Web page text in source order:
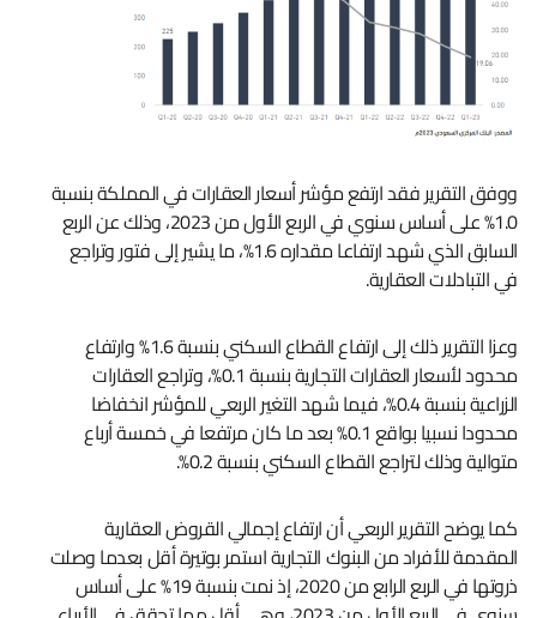
ووفق التقرير فقد ارتفع مؤشر أسعار العقارات في المملكة بنسبة
1.0% على أساس سنوي في الربع الأول من 2023، وذلك عن الربع
السابق الذي شهد ارتفاعا مقداره 1.6%، ما يشير إلى فتور وتراجع
في التبادلات العقارية.
وعزا التقرير ذلك إلى ارتفاع القطاع السكني بنسبة 1.6% وارتفاع
محدود لأسعار العقارات التجارية بنسبة 0.1%، وتراجع العقارات
الزراعية بنسبة 0.4%، فيما شهد التغير الربعي للمؤشر انخفاضا
محدودا نسبيا بواقع 0.1% بعد ما كان مرتفعا في خمسة أرباع
متوالية وذلك لتراجع القطاع السكني بنسبة 0.2%.
كما يوضح التقرير الربعي أن ارتفاع إجمالي القروض العقارية
المقدمة للأفراد من البنوك التجارية استمر بوتيرة أقل بعدما وصلت
ذروتها في الربع الرابع من 2020، إذ نمت بنسبة 19% على أساس